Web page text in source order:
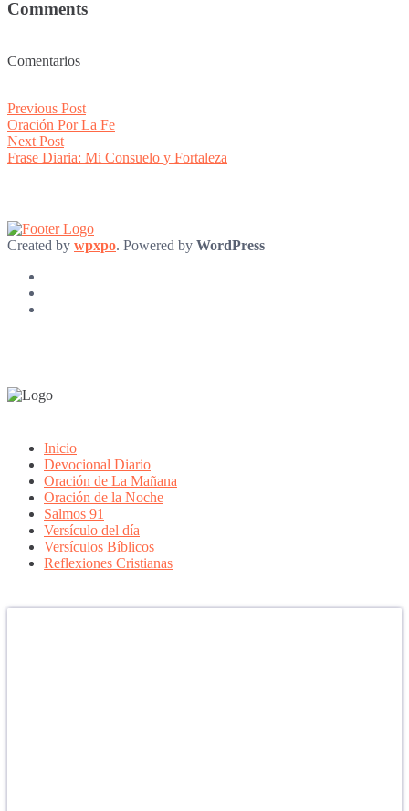
Comments
Comentarios
Post
navigation
Previous PostPrevious
post:
Oración Por La Fe
Next PostNext
post:
Frase Diaria: Mi Consuelo y Fortaleza
Created by wpxpo. Powered by WordPress
Inicio
Devocional Diario
Oración de La Mañana
Oración de la Noche
Salmos 91
Versículo del día
Versículos Bíblicos
Reflexiones Cristianas